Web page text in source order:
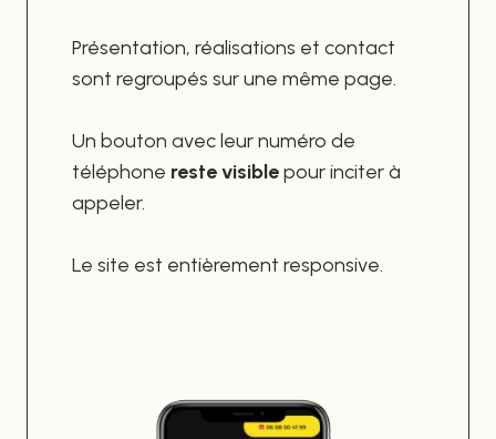
Présentation, réalisations et contact
sont regroupés sur une même page.
Un bouton avec leur numéro de
téléphone reste visiblepour inciter à
appeler.
Le site est entièrement responsive.